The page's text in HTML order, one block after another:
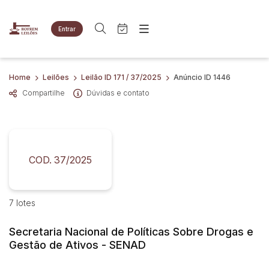
Entrar
Criar conta Entrar
Site
Agenda
Quem Somos
Imóveis
Terreno
Veículos
Carros
Busca por palavra-chave
Bairro
Judiciais Extrajudiciais
Faixa de valor
Quem Somos
Home Leilões Leilão ID 171 / 37/2025
Anúncio ID 1446
Compartilhe
Dúvidas e contato
COD. 37/2025
7 lotes
Secretaria Nacional de Políticas Sobre Drogas e
Gestão de Ativos - SENAD